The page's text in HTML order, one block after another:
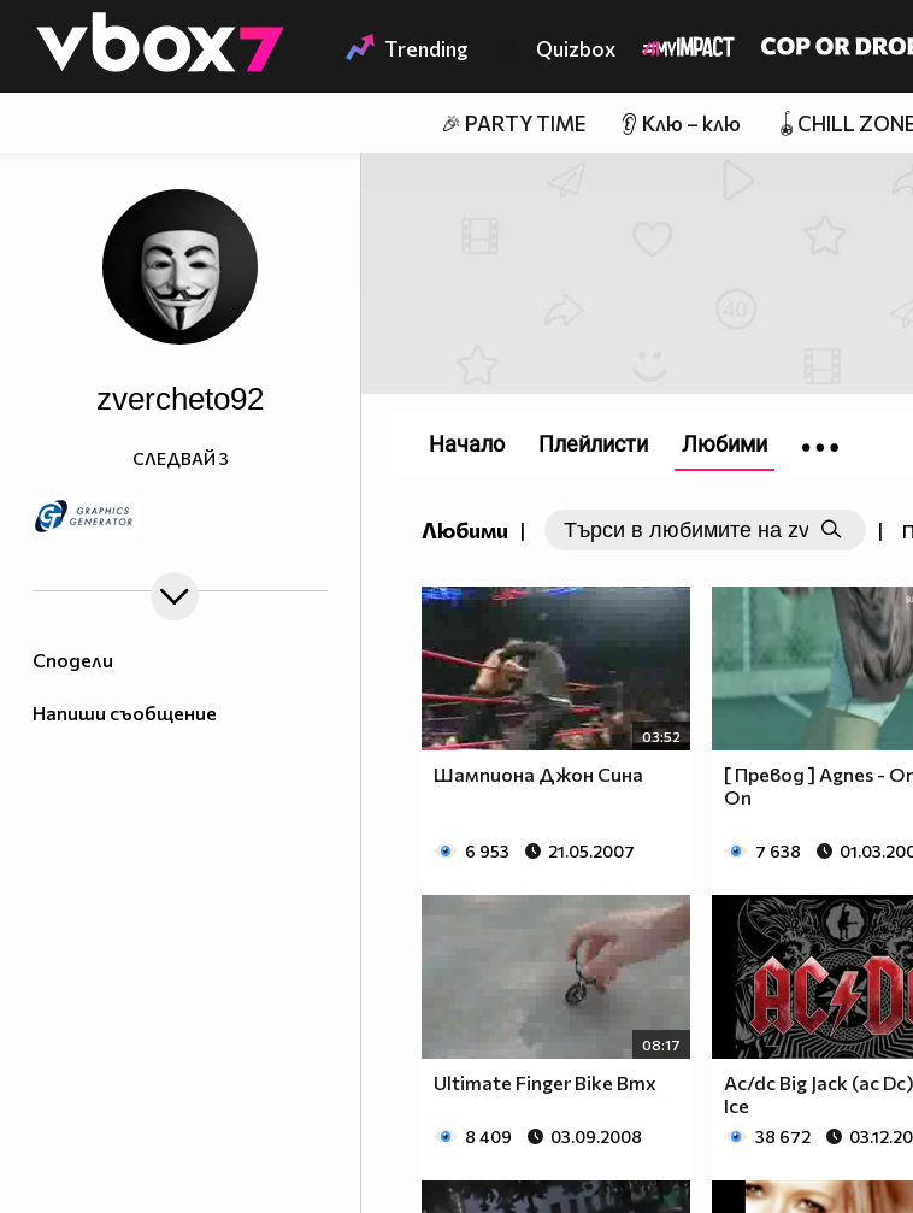
👾 Trending Quizbox
🎉 PARTY TIME 👂 Клю – клю 🪀CHILL
Сподели
Напиши съобщение
zvercheto92
СЛЕДВАЙ 3
Любими | |
03:52
Шампиона Джон Сина
6 953 21.05.2007
[ Превод ] Agnes -
On
7 638
08:17
Ultimate Finger Bike Bmx
8 409 03.09.2008
Ac/dc Big Jack (ac
Ice
38 672
Начало Плейлисти Любими